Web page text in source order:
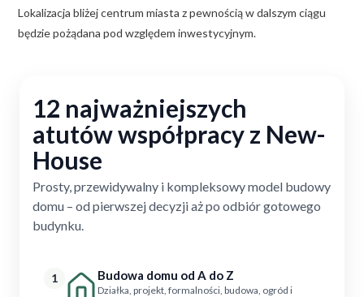
Lokalizacja bliżej centrum miasta z pewnością w dalszym ciągu
będzie pożądana pod względem inwestycyjnym.
12 najważniejszych
atutów współpracy z New-
House
Prosty, przewidywalny i kompleksowy model budowy
domu – od pierwszej decyzji aż po odbiór gotowego
budynku.
1 Budowa domu od A do Z
Działka, projekt, formalności, budowa, ogród i